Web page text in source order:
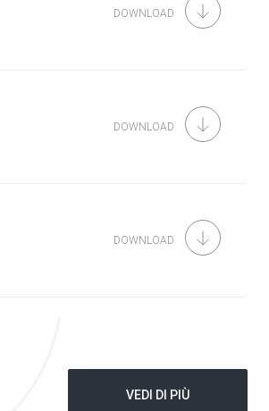
DOWNLOAD
DOWNLOAD
DOWNLOAD
VEDI DI PIÙ